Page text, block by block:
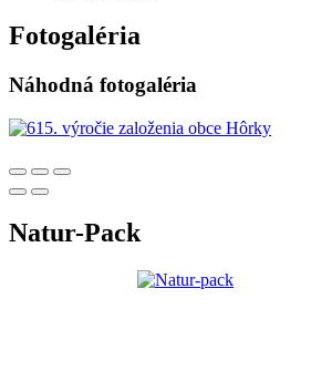
Fotogaléria
Náhodná fotogaléria
Natur-Pack